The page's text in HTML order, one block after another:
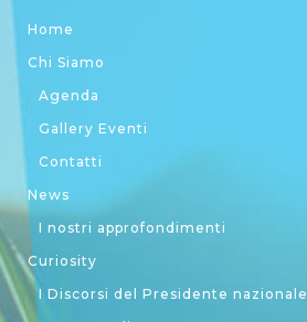
Home
Chi Siamo
Agenda
Gallery Eventi
Contatti
News
I nostri approfondimenti
Curiosity
I Discorsi del Presidente nazionale